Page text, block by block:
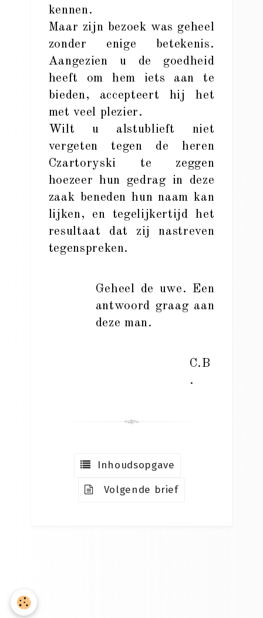
kennen.
Maar zijn bezoek was geheel
zonder enige betekenis.
Aangezien u de goedheid
heeft om hem iets aan te
bieden, accepteert hij het
met veel plezier.
Wilt u alstublieft niet
vergeten tegen de heren
Czartoryski te zeggen
hoezeer hun gedrag in deze
zaak beneden hun naam kan
lijken, en tegelijkertijd het
resultaat dat zij nastreven
tegenspreken.
Geheel de uwe. Een
antwoord graag aan
deze man.
C.B
.
Inhoudsopgave
Volgende brief